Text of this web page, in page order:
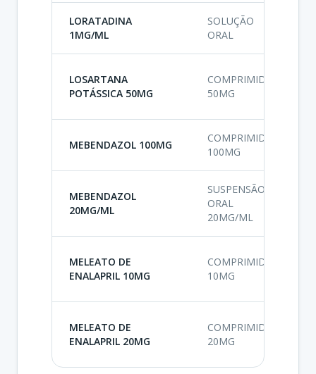
LORATADINA
1MG/ML
SOLUÇÃO
ORAL
LOSARTANA
POTÁSSICA 50MG
COMPRIMIDO
50MG
MEBENDAZOL 100MG
COMPRIMIDO
100MG
MEBENDAZOL
20MG/ML
SUSPENSÃO
ORAL
20MG/ML
MELEATO DE
ENALAPRIL 10MG
COMPRIMIDO
10MG
MELEATO DE
ENALAPRIL 20MG
COMPRIMIDO
20MG